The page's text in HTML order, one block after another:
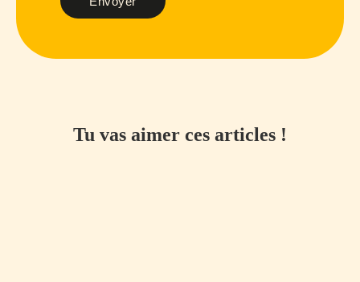
Tu vas aimer ces articles !